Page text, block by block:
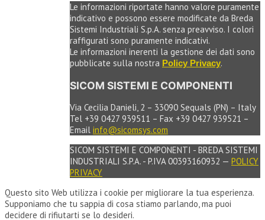
Le informazioni riportate hanno valore puramente
indicativo e possono essere modificate da Breda
Sistemi Industriali S.p.A. senza preavviso. I colori
raffigurati sono puramente indicativi.
Le informazioni inerenti la gestione dei dati sono
pubblicate sulla nostra Policy Privacy.
SICOM SISTEMI E COMPONENTI
Via Cecilia Danieli, 2 – 33090 Sequals (PN) – Italy
Tel +39 0427 939511 – Fax +39 0427 939521 –
Email info@sicomsys.com
SICOM SISTEMI E COMPONENTI - BREDA SISTEMI
INDUSTRIALI S.P.A. - P.IVA 00393160932 — POLICY
PRIVACY
Questo sito Web utilizza i cookie per migliorare la tua esperienza.
Supponiamo che tu sappia di cosa stiamo parlando, ma puoi
decidere di rifiutarti se lo desideri.